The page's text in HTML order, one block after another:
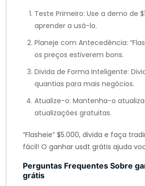
Teste Primeiro: Use a demo de
aprender a usá-lo.
Planeje com Antecedência:
os preços estiverem bons.
Divida de Forma Inteligente:
quantias para mais negócios.
Atualize-o: Mantenha-o
atualizações gratuitas.
“Flasheie” $5.000, divida e faça
fácil! O ganhar usdt grátis ajuda
Perguntas Frequentes Sobre
grátis